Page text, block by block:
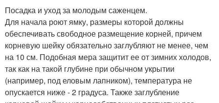
Посадка и уход за молодым саженцем.
Для начала роют ямку, размеры которой должны
обеспечивать свободное размещение корней, причем
корневую шейку обязательно заглубляют не менее, чем
на 10 см. Подобная мера защитит ее от зимних холодов,
так как на такой глубине при обычном укрытии
(например, под еловым лапником), температура не
опускается ниже - 2 градуса. Также заглубление